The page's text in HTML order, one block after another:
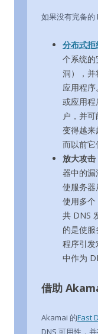
如果没有完备的
分布式
个系统
洞），
应用程
或应用程
户，并
变得越来
而以前它
放大攻击
器中的
使服务器
使用多
共 DNS
的是使
程序引
中作为
借助
Akamai 的Fast
DNS 可用性，